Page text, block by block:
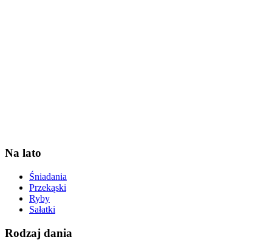
Na lato
Śniadania
Przekąski
Ryby
Sałatki
Rodzaj dania